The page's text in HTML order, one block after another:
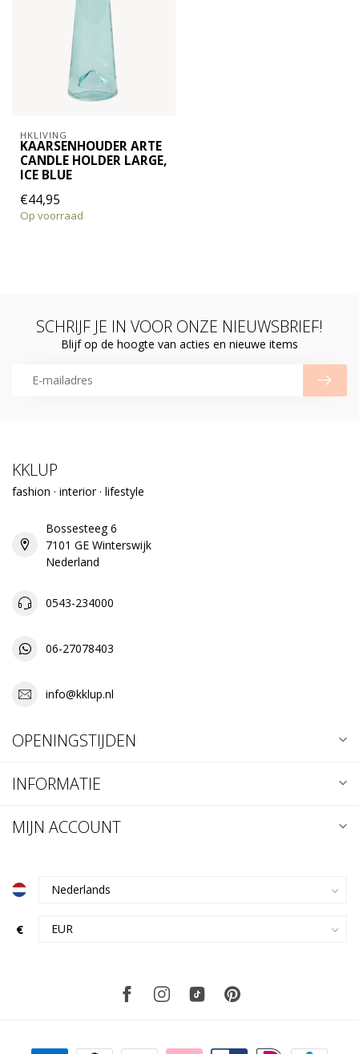
HKLIVING
KAARSENHOUDER ARTE
CANDLE HOLDER LARGE,
ICE BLUE
€44,95
Op voorraad
SCHRIJF JE IN VOOR ONZE NIEUWSBRIEF!
Blijf op de hoogte van acties en nieuwe items
KKLUP
fashion · interior · lifestyle
Bossesteeg 6
7101 GE Winterswijk
Nederland
0543-234000
06-27078403
info@kklup.nl
OPENINGSTIJDEN
INFORMATIE
MIJN ACCOUNT
€